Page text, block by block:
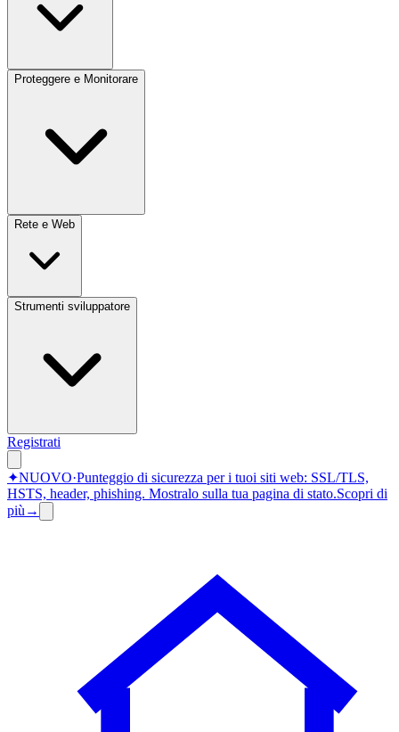
Proteggere e Monitorare
Rete e Web
Strumenti sviluppatore
Registrati
✦NUOVO·Punteggio di sicurezza per i tuoi siti web: SSL/TLS,
HSTS, header, phishing. Mostralo sulla tua pagina di stato.Scopri di
più →